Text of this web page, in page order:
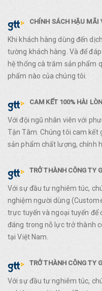
CHÍNH SÁCH HẬU MÃI
Khi khách hàng dùng đến
tường khách hàng. Và để
hệ thống cà trăm sản phẩm
phẩm nào của chúng tôi.
CAM KẾT 100% HÀI
Với đội ngũ nhân viên với
Tận Tâm. Chúng tôi cam kết
sản phẩm chất lượng, chính
TRỞ THÀNH CÔNG TY
Với sự đầu tư nghiêm túc,
nghiệm người dùng
trực tuyến và ngoại tuyến để
đáng trong nỗ lực trở thành
tại Việt Nam.
TRỞ THÀNH CÔNG TY
Với sự đầu tư nghiêm túc,